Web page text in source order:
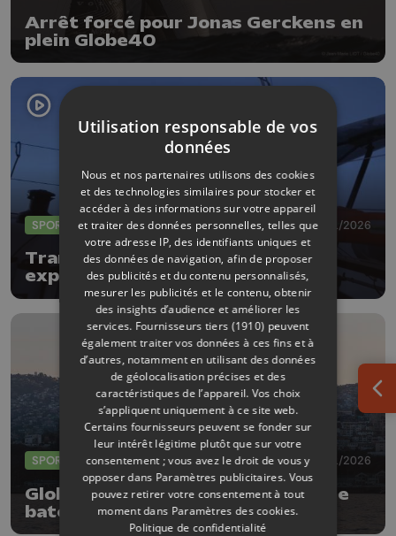
Arrêt forcé pour Jonas Gerckens en
plein Globe40
SPORTS 31/01/2026
Transatlantique: Quentin Debois
explose le record du monde et
réussit son pari fou
SPORTS 23/01/2026
Globe 40 : incroyable finale pour le
bateau belge dans la 4e étape !
Utilisation responsable de vos
données
Nous et nos partenaires utilisons des cookies
et des technologies similaires pour stocker et
accéder à des informations sur votre appareil
et traiter des données personnelles, telles que
votre adresse IP, des identifiants uniques et
des données de navigation, afin de proposer
des publicités et du contenu personnalisés,
mesurer les publicités et le contenu, obtenir
des insights d’audience et améliorer les
services. Fournisseurs tiers (1910) peuvent
également traiter vos données à ces fins et à
d’autres, notamment en utilisant des données
de géolocalisation précises et des
caractéristiques de l’appareil. Vos choix
s’appliquent uniquement à ce site web.
Certains fournisseurs peuvent se fonder sur
leur intérêt légitime plutôt que sur votre
consentement ; vous avez le droit de vous y
opposer dans Paramètres publicitaires. Vous
pouvez retirer votre consentement à tout
moment dans Paramètres des cookies.
Politique de confidentialité